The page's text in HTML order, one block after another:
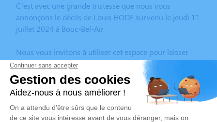
C’est avec une grande tristesse que nous vous
annonçons le décès de Louis HODE survenu le jeudi 11
juillet 2024 à Bouc-Bel-Air.
Nous vous invitons à utiliser cet espace pour laisser
vos condoléances, partager des photos souvenirs, une
anecdote ou exprimer vos pensées à travers des
poèmes ou des textes. Cet endroit est un lieu
d'expression dédié à honorer la mémoire de Louis
HODE.